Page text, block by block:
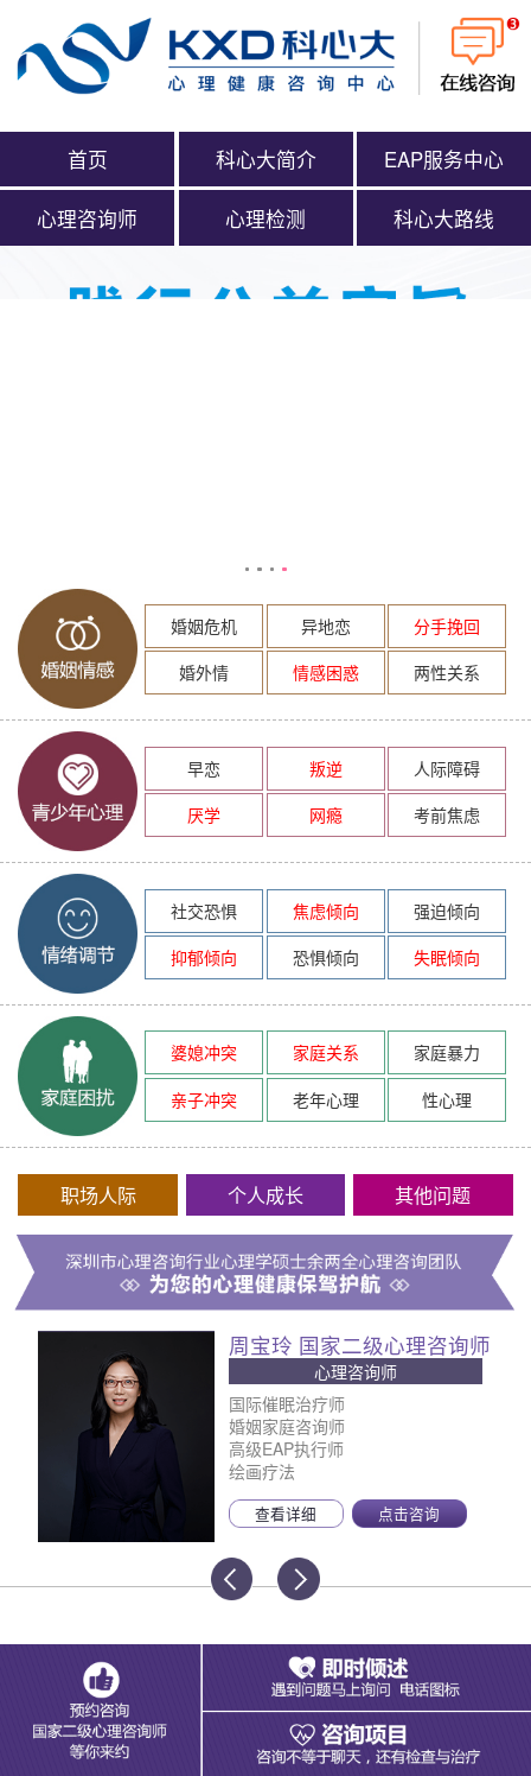
首页 科心大简介 EAP服务中心
心理咨询师 心理检测 科心大路线
婚姻危机 异地恋
分手挽回
婚外情
情感困惑 两性关系
早恋 叛逆
人际障碍
厌学
网瘾 考前焦虑
社交恐惧 焦虑倾向
强迫倾向
抑郁倾向
恐惧倾向 失眠倾向
婆媳冲突 家庭关系
家庭暴力
亲子冲突
老年心理 性心理
职场人际 个人成长 其他问题
周宝玲 国家二级心理咨询师
心理咨询师
国际催眠治疗师
婚姻家庭咨询师
高级EAP执行师
绘画疗法
查看详细 点击咨询